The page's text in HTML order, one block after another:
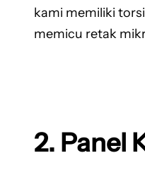
kami memiliki
memicu retak
2. Panel